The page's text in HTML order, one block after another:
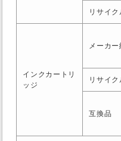
リサイ
インクカートリ
ッジ
メーカ
リサイ
互換品